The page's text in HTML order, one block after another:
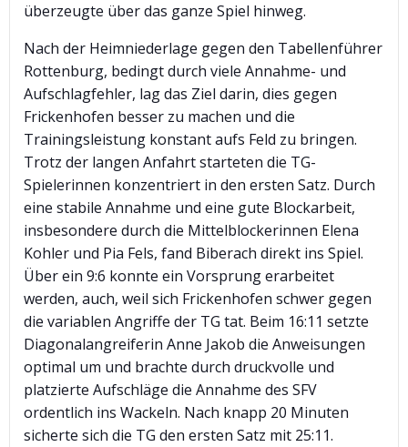
überzeugte über das ganze Spiel hinweg.
Nach der Heimniederlage gegen den Tabellenführer
Rottenburg, bedingt durch viele Annahme- und
Aufschlagfehler, lag das Ziel darin, dies gegen
Frickenhofen besser zu machen und die
Trainingsleistung konstant aufs Feld zu bringen.
Trotz der langen Anfahrt starteten die TG-
Spielerinnen konzentriert in den ersten Satz. Durch
eine stabile Annahme und eine gute Blockarbeit,
insbesondere durch die Mittelblockerinnen Elena
Kohler und Pia Fels, fand Biberach direkt ins Spiel.
Über ein 9:6 konnte ein Vorsprung erarbeitet
werden, auch, weil sich Frickenhofen schwer gegen
die variablen Angriffe der TG tat. Beim 16:11 setzte
Diagonalangreiferin Anne Jakob die Anweisungen
optimal um und brachte durch druckvolle und
platzierte Aufschläge die Annahme des SFV
ordentlich ins Wackeln. Nach knapp 20 Minuten
sicherte sich die TG den ersten Satz mit 25:11.